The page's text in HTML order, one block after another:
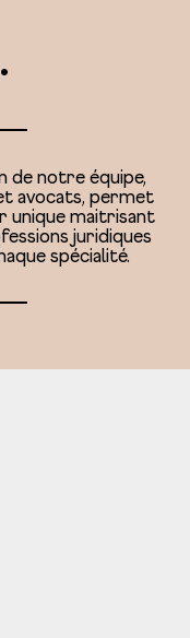
de notre équipe,
avocats, permet
unique maitrisant
juridiques
spécialité.